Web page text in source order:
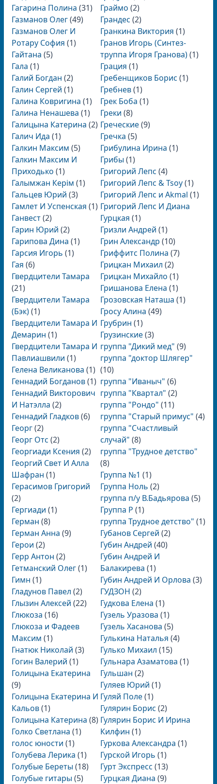
Гагарина Полина (31)
Газманов Олег(49)
Газманов Олег И
Ротару София (1)
Гайтана (5)
Гала (1)
Галий Богдан (2)
Галин Сергей (1)
Галина Ковригина (1)
Галина Ненашева (1)
Галицына Катерина (2)
Галич Ида (1)
Галкин Максим (5)
Галкин Максим И
Приходько (1)
Галымжан Керім (1)
Гальцев Юрий (3)
Гамлет И Успенская (1)
Ганвест(2)
Гарин Юрий (2)
Гарипова Дина (1)
Гарсия Игорь (1)
Гая (6)
Гвердцители Тамара
(21)
Гвердцители Тамара
(Бэк)(1)
Гвердцители Тамара И
Демарин (1)
Гвердцители Тамара И
Павлиашвили (1)
Гелена Великанова (1)
Геннадий Богданов(1)
Геннадий Викторович
И Натэлла (2)
Геннадий Гладков(6)
Георг(2)
Георг Отс (2)
Георгиади Ксения (2)
Георгий Свет И Алла
Шафран (1)
Герасимов Григорий
(2)
Гергиади (1)
Герман (8)
Герман Анна (9)
Герои (2)
Герр Антон (2)
Гетманский Олег(1)
Гимн (1)
Гладунов Павел (2)
Глызин Алексей (22)
Глюкоза (16)
Глюкоза и Фадеев
Максим (1)
Гнатюк Николай (3)
Гогин Валерий (1)
Голицына Екатерина
(9)
Голицына Екатерина И
Кальов(1)
Голицына Катерина (8)
Голко Светлана (1)
голос юности (1)
Голубева Лерика (1)
Голубые Береты (18)
Голубые гитары (5)
Граймо (2)
Грандес (2)
Гранкина Виктория (1)
Гранов Игорь (Синтез-
труппа Игоря Гранова)(1)
Грация (1)
Гребенщиков Борис (1)
Гребнев(1)
Грек Боба (1)
Греки (8)
Греческие(9)
Гречка (5)
Грибулина Ирина (1)
Грибы (1)
Григорий Лепс (4)
Григорий Лепс & Tsoy(1)
Григорий Лепс и Akmal (1)
Григорий Лепс И Диана
Гурцкая (1)
Гризли Андрей (1)
Грин Александр (10)
Гриффитс Полина (7)
Грицкан Михаил (2)
Грицкан Михайло (1)
Гришанова Елена (1)
Грозовская Наташа (1)
Гросу Алина (49)
Грубрин (1)
Грузинские(3)
группа "Дикий мед" (9)
группа "доктор Шлягер"
(10)
группа "Иваныч" (6)
группа "Квартал" (2)
группа "Рондо" (11)
группа "Старый примус" (4)
группа "Счастливый
случай" (8)
группа "Трудное детство"
(8)
Группа №1 (1)
Группа Ноль (2)
группа п/у В.Бадьярова (5)
Группа Р (1)
группа Трудное детство" (1)
Губанов Сергей (2)
Губин Андрей (40)
Губин Андрей И
Балакирева (1)
Губин Андрей И Орлова (3)
ГУДЗОН (2)
Гудкова Елена (1)
Гузель Уразова (1)
Гузель Хасанова (5)
Гулькина Наталья (4)
Гулько Михаил (15)
Гульнара Азаматова (1)
Гульшан (2)
Гуляев Юрий (1)
Гуляй Поле(1)
Гулярин Борис (2)
Гулярин Борис И Ирина
Килфин (1)
Гуркова Александра (1)
Гурской Игорь (1)
Гурт Экспресс (13)
Гурцкая Диана (9)